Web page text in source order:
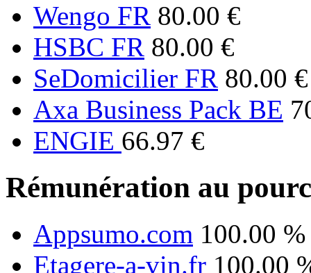
Wengo FR 80.00 €
HSBC FR 80.00 €
SeDomicilier FR 80.00 €
Axa Business Pack BE
ENGIE 66.97 €
Rémunération au
Appsumo.com 100.00 %
Etagere-a-vin.fr 100.00